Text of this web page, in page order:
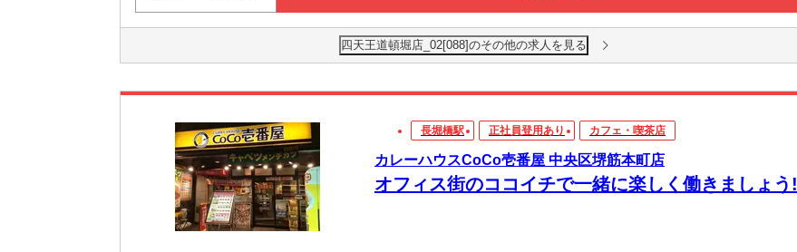
四天王道頓堀店_02[088]のその他の求人を見る
長堀橋駅 正社員登用あり カフェ・喫茶店
カレーハウスCoCo壱番屋 中央区堺筋本町店
オフィス街のココイチで一緒に楽しく働きましょう!